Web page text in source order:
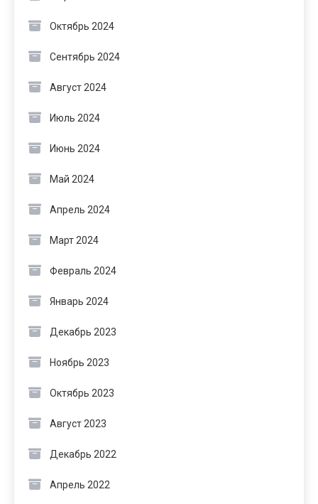
Октябрь 2024
Сентябрь 2024
Август 2024
Июль 2024
Июнь 2024
Май 2024
Апрель 2024
Март 2024
Февраль 2024
Январь 2024
Декабрь 2023
Ноябрь 2023
Октябрь 2023
Август 2023
Декабрь 2022
Апрель 2022